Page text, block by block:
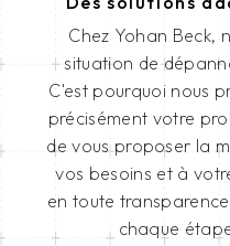
Chez Yohan Beck,
situation de
C'est pourquoi nous
précisément votre
de vous proposer la
vos besoins et à
en toute
chaque